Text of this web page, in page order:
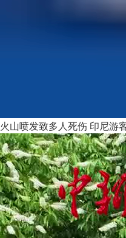
火山喷发致多人死伤 印尼游